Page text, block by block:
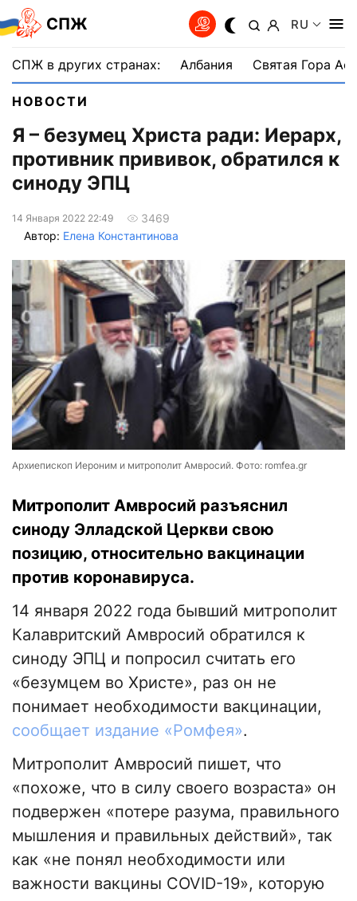
СПЖ RU
СПЖ в других странах: Албания Святая Гора
НОВОСТИ
Я – безумец Христа ради: Иерарх,
противник прививок, обратился к
синоду ЭПЦ
14 Января 2022 22:49
3469
Автор: Елена Константинова
Архиепископ Иероним и митрополит Амвросий. Фото: romfea.gr
Митрополит Амвросий разъяснил
синоду Элладской Церкви свою
позицию, относительно вакцинации
против коронавируса.
14 января 2022 года бывший митрополит
Калавритский Амвросий обратился к
синоду ЭПЦ и попросил считать его
«безумцем во Христе», раз он не
понимает необходимости вакцинации,
сообщает издание «Ромфея».
Митрополит Амвросий пишет, что
«похоже, что в силу своего возраста» он
подвержен «потере разума, правильного
мышления и правильных действий», так
как «не понял необходимости или
важности вакцины COVID-19», которую